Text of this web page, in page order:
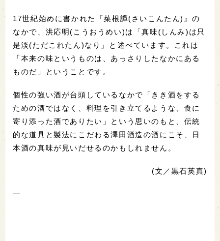
17世紀始めに書かれた『菜根譚(さいこんたん)』の
なかで、洪応明(こうおうめい)は「真味(しんみ)は只
是淡(ただこれたん)なり」と述べています。これは
「本来の味というものは、あっさりしたなかにある
ものだ」ということです。
個性の強い酒が台頭しているなかで「きき酒をする
ための酒ではなく、料理を引き立てるような、食に
寄り添った酒でありたい」という思いのもと、伝統
的な道具と製法にこだわる澤田酒造の酒にこそ、日
本酒の真味が見いだせるのかもしれません。
(文／黒石英真)